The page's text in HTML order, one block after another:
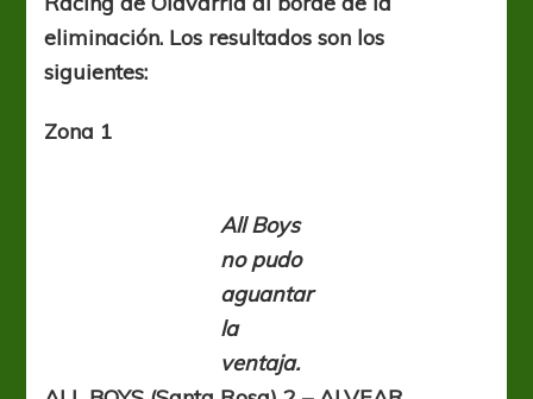
eliminación. Los resultados son los
siguientes:
Zona 1
All Boys
no pudo
aguantar
la
ventaja.